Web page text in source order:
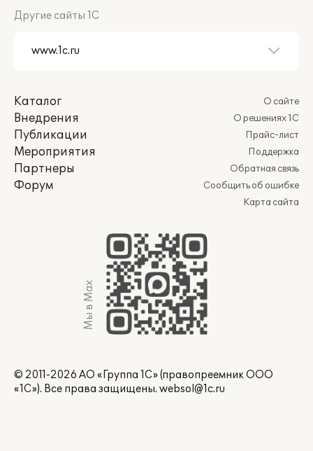
Другие сайты 1С
Каталог
Внедрения
Публикации
Мероприятия
Партнеры
Форум
О сайте
О решениях 1С
Прайс-лист
Поддержка
Обратная связь
Сообщить об ошибке
Карта сайта
Мы в Max
© 2011-2026 АО «Группа 1С» (правопреемник ООО
«1С»). Все права защищены. websol@1c.ru